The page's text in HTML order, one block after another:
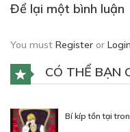
12/02/2019
Để lại một bình luận
You must Register or Login
CÓ THỂ BẠN
Bí kíp tồn tại